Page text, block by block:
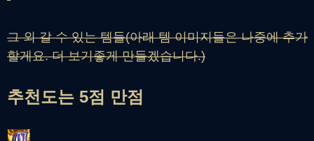
그 외 갈 수 있는 템들(아래 템 이미지들은 나중에 추가
할게요. 더 보기좋게 만들겠습니다.)
추천도는 5점 만점